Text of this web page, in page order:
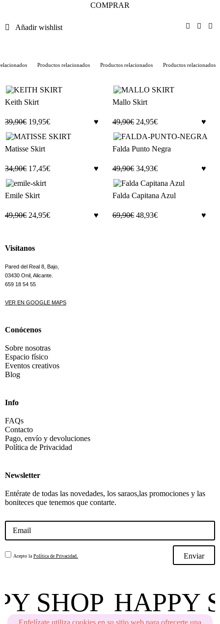
COMPRAR
Añadir wishlist
Productos relacionados Productos relacionados Productos relacionados
Keith Skirt
39,90€ 19,95€
Mallo Skirt
49,90€ 24,95€
Matisse Skirt
34,90€ 17,45€
Falda Punto Negra
49,90€ 34,93€
Emile Skirt
49,90€ 24,95€
Falda Capitana Azul
69,90€ 48,93€
Visítanos
Pared del Real 8, Bajo,
03430 Onil, Alicante.
659 18 54 55
VER EN GOOGLE MAPS
Conócenos
Sobre nosotras
Espacio físico
Eventos creativos
Blog
Info
FAQs
Contacto
Pago, envío y devoluciones
Política de Privacidad
Newsletter
Entérate de todas las novedades, los saraos,las promociones y las
boniteces que tenemos que contarte.
Acepto laPolítica de Privacidad. Enviar
SHOP HAPPY